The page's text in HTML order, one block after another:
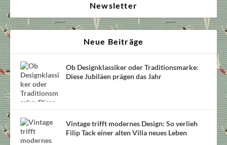
Newsletter
Neue Beiträge
Ob Designklassiker oder Traditionsmarke:
Diese Jubiläen prägen das Jahr
Vintage trifft modernes Design: So verlieh
Filip Tack einer alten Villa neues Leben